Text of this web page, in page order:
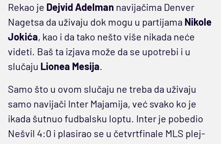
Rekao je Dejvid Adelman navijačima Denver
Nagetsa da uživaju dok mogu u partijama Nikole
Jokića, kao i da tako nešto više nikada neće
videti. Baš ta izjava može da se upotrebi i u
slučaju Lionea Mesija.
Samo što u ovom slučaju ne treba da uživaju
samo navijači Inter Majamija, već svako ko je
ikada šutnuo fudbalsku loptu. Inter je pobedio
Nešvil 4:0 i plasirao se u četvrtfinale MLS plej-